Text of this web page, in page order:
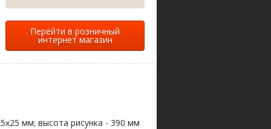
Перейти в розничный
интернет магазин
мм; высота рисунка - 390 мм